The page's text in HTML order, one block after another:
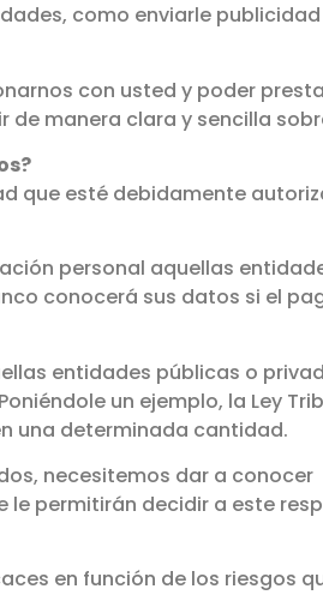
como enviarle
con usted y poder
manera clara y sencilla
que esté debidamente
personal aquellas
conocerá sus datos si el
entidades públicas o
un ejemplo, la Ley
una determinada cantidad.
necesitemos dar a
le permitirán decidir a este
en función de los riesgos